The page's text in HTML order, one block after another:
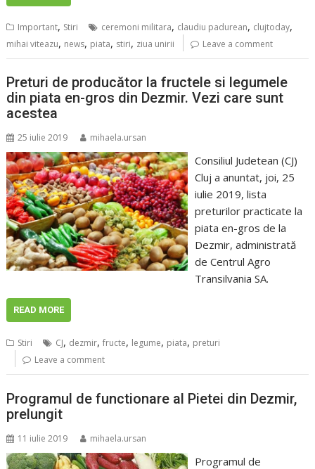
Important, Stiri ceremoni militara, claudiu padurean, clujtoday,
mihai viteazu, news, piata, stiri, ziua unirii Leave a comment
Preturi de producător la fructele si legumele
din piata en-gros din Dezmir. Vezi care sunt
acestea
25 iulie 2019 mihaela.ursan
Consiliul Judetean (CJ)
Cluj a anuntat, joi, 25
iulie 2019, lista
preturilor practicate la
piata en-gros de la
Dezmir, administrată
de Centrul Agro
Transilvania SA.
READ MORE
Stiri CJ, dezmir,fructe, legume, piata, preturi
Leave a comment
Programul de functionare al Pietei din Dezmir,
prelungit
11 iulie 2019 mihaela.ursan
Programul de